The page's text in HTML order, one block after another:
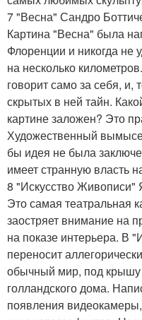
7 "Весна" Сандро
Картина "Весна" была
Флоренции и никогда не
на несколько
говорит само за себя,
скрытых в ней тайн.
картине заложен? Это
Художественный
бы идея не была
имеет странную власть
8 "Искусство Живописи"
Это самая театральная
заостряет внимание на
на показе интерьера. В
переносит
обычный мир, под крышу
голландского дома.
появления